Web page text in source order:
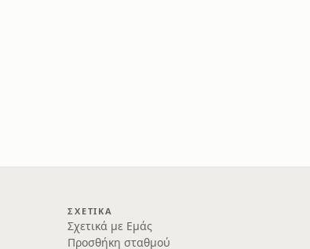
ΣΧΕΤΙΚΆ
Σχετικά με Εμάς
Προσθήκη σταθμού